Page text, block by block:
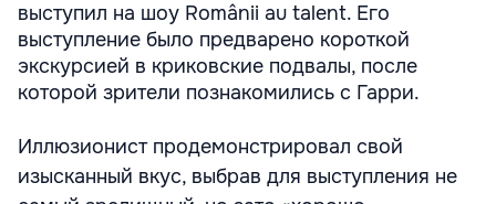
выступил на шоу Românii au talent. Его
выступление было предварено короткой
экскурсией в криковские подвалы, после
которой зрители познакомились с Гарри.
Иллюзионист продемонстрировал свой
изысканный вкус, выбрав для выступления не